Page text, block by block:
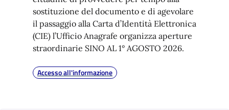
sostituzione del documento e di agevolare
il passaggio alla Carta d’Identità Elettronica
(CIE) l’Ufficio Anagrafe organizza aperture
straordinarie SINO AL 1° AGOSTO 2026.
Accesso all'informazione